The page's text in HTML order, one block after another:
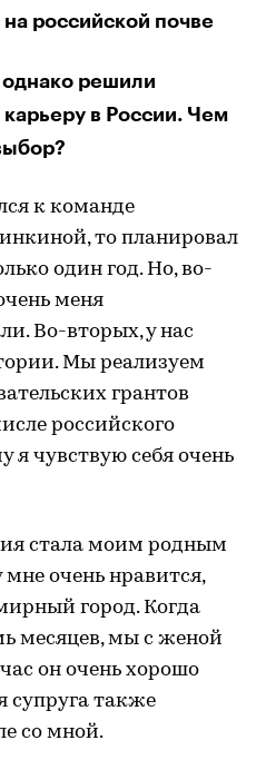
российской почве
решили
в России. Чем
к команде
то планировал
один год. Но, во-
меня
Во-вторых, у нас
Мы реализуем
грантов
российского
я чувствую себя очень
стала моим родным
очень нравится,
город. Когда
месяцев, мы с женой
он очень хорошо
супруга также
со мной.